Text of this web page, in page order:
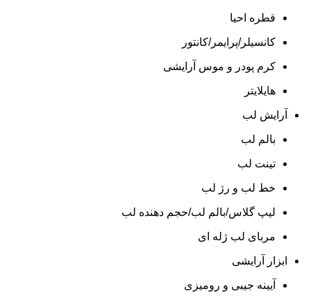
قطره احیا
کانسیلر/پرایمر/کانتور
کرم پودر و موس آرایشی
هایلایتر
آرایش لب
بالم لب
تینت لب
خط لب و رژ لب
لیپ گلاس/بالم لب/حجم دهنده لب
مربای لب ژله ای
ابزار آرایشی
آیینه جیبی و رومیزی